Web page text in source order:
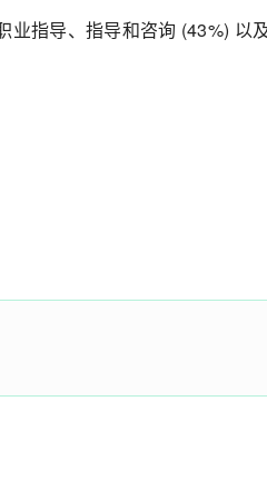
指导、指导和咨询 (43%) 以